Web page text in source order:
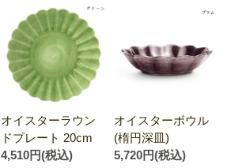
オイスターラウン
ドプレート 20cm
4,510円(税込)
オイスターボウル
(楕円深皿)
5,720円(税込)